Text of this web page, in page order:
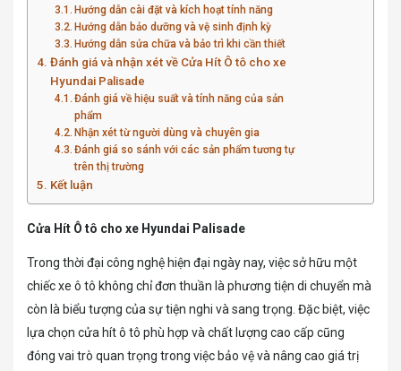
Hướng dẫn cài đặt và kích hoạt tính năng
Hướng dẫn bảo dưỡng và vệ sinh định kỳ
Hướng dẫn sửa chữa và bảo trì khi cần thiết
Đánh giá và nhận xét về Cửa Hít Ô tô cho xe
Hyundai Palisade
Đánh giá về hiệu suất và tính năng của sản
phẩm
Nhận xét từ người dùng và chuyên gia
Đánh giá so sánh với các sản phẩm tương tự
trên thị trường
Kết luận
Cửa Hít Ô tô cho xe Hyundai Palisade
Trong thời đại công nghệ hiện đại ngày nay, việc sở hữu một
chiếc xe ô tô không chỉ đơn thuần là phương tiện di chuyển mà
còn là biểu tượng của sự tiện nghi và sang trọng. Đặc biệt, việc
lựa chọn cửa hít ô tô phù hợp và chất lượng cao cấp cũng
đóng vai trò quan trọng trong việc bảo vệ và nâng cao giá trị